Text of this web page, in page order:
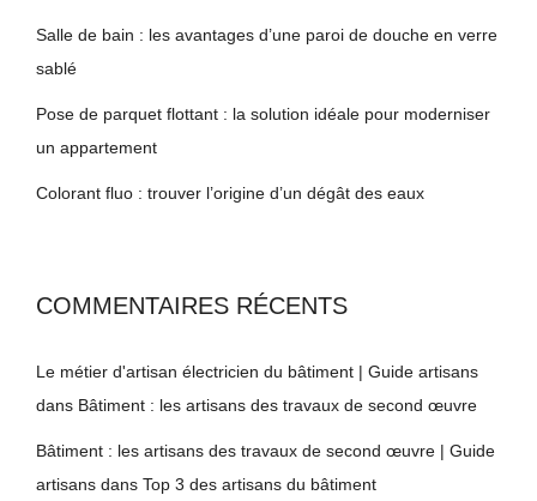
Salle de bain : les avantages d’une paroi de douche en verre
sablé
Pose de parquet flottant : la solution idéale pour moderniser
un appartement
Colorant fluo : trouver l’origine d’un dégât des eaux
COMMENTAIRES RÉCENTS
Le métier d'artisan électricien du bâtiment | Guide artisans
dans Bâtiment : les artisans des travaux de second œuvre
Bâtiment : les artisans des travaux de second œuvre | Guide
artisans dans Top 3 des artisans du bâtiment